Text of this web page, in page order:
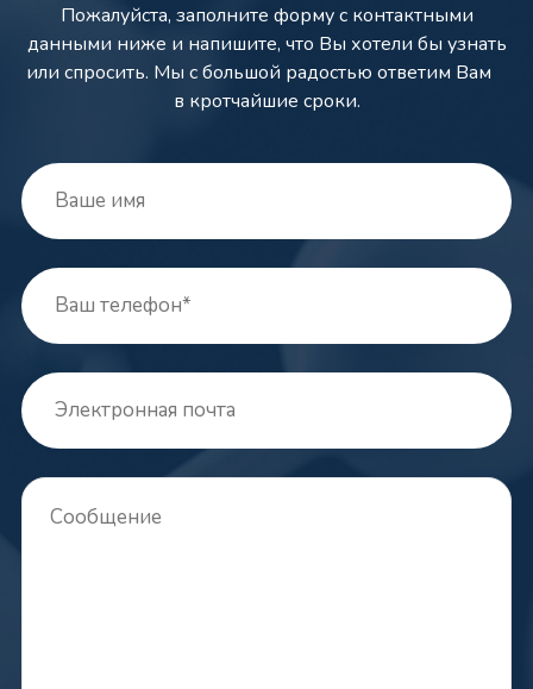
Пожалуйста, заполните форму с контактными
данными ниже и напишите, что Вы хотели бы узнать
или спросить. Мы с большой радостью ответим Вам
в кротчайшие сроки.